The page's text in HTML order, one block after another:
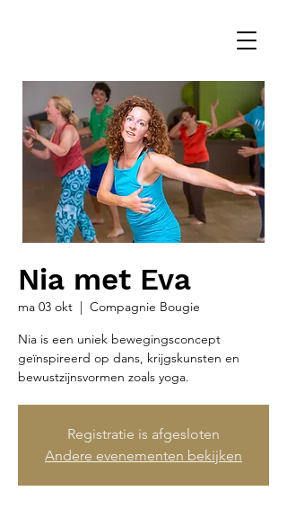
Nia met Eva
ma 03 okt
  |
Compagnie Bougie
Nia is een uniek bewegingsconcept
geïnspireerd op dans, krijgskunsten en
bewustzijnsvormen zoals yoga.
Registratie is afgesloten
Andere evenementen bekijken